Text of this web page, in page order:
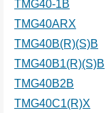
TMG40-1B
TMG40ARX
TMG40B(R)(S)B
TMG40B1(R)(S)B
TMG40B2B
TMG40C1(R)X